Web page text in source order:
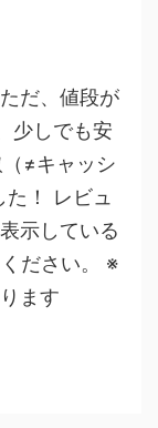
だ、値段が
少しでも安
≠キャッシ
た！ レビュ
示している
ださい。 ※
ます